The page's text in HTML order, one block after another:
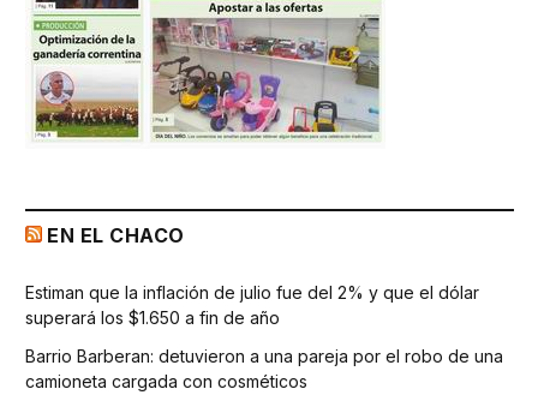
EN EL CHACO
Estiman que la inflación de julio fue del 2% y que el dólar
superará los $1.650 a fin de año
Barrio Barberan: detuvieron a una pareja por el robo de una
camioneta cargada con cosméticos